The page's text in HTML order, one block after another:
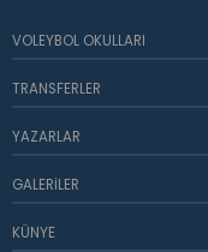
VOLEYBOL OKULLARI
TRANSFERLER
YAZARLAR
GALERILER
KÜNYE